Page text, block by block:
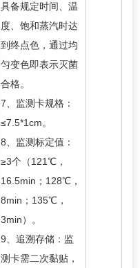
具备规定时间、温
度、饱和蒸汽时达
到终点色，通过均
匀变色即表示灭菌
合格。
7、监测卡规格：
≤7.5*1cm。
8、监测标定值：
≥3个（121℃，
16.5min；128℃，
8min；135℃，
3min）。
9、追溯存储：监
测卡需二次黏贴，